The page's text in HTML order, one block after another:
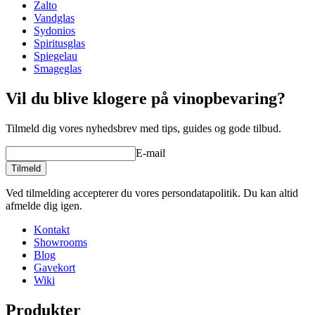
Læs vores gode råd om opvask af vinglas her
Zalto
Vandglas
Sydonios
Spiritusglas
Spiegelau
Smageglas
Vil du blive klogere på vinopbevaring?
Tilmeld dig vores nyhedsbrev med tips, guides og gode tilbud.
E-mail
Tilmeld
Ved tilmelding accepterer du vores persondatapolitik. Du kan altid
afmelde dig igen.
Kontakt
Showrooms
Blog
Gavekort
Wiki
Produkter